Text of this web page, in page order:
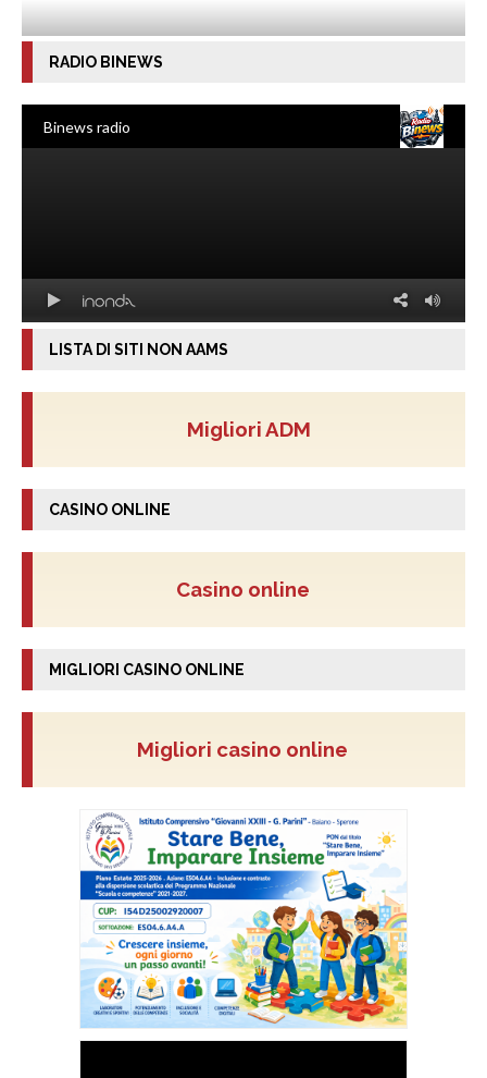
RADIO BINEWS
LISTA DI SITI NON AAMS
Migliori ADM
CASINO ONLINE
Casino online
MIGLIORI CASINO ONLINE
Migliori casino online